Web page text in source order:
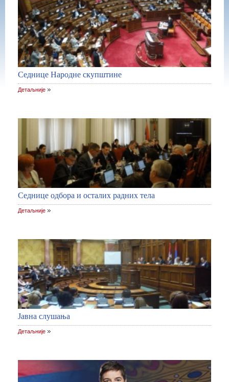
Седнице Народне скупштине
Детаљније
Седнице одбора и осталих радних тела
Детаљније
Јавна слушања
Детаљније